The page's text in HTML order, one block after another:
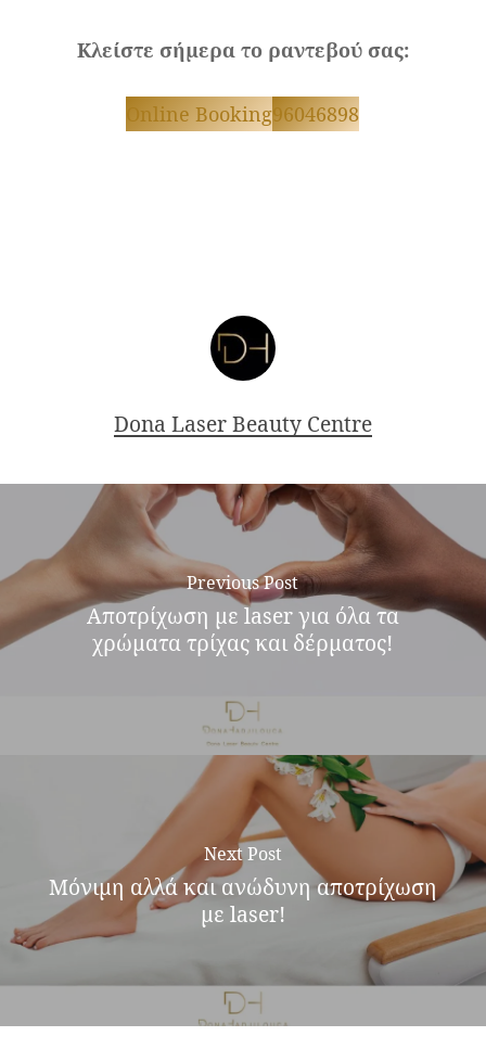
Κλείστε σήμερα το ραντεβού σας:
Online Booking96046898
Dona Laser Beauty Centre
Previous Post
Αποτρίχωση με laser για όλα τα
χρώματα τρίχας και δέρματος!
Next Post
Μόνιμη αλλά και ανώδυνη αποτρίχωση
με laser!